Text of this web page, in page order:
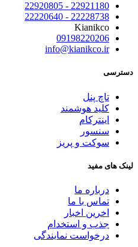
22921180 - 22920805
22228738 - 22220640
Kianikco
09198220206
info@kianikco.ir
دسترسی
تاچ پنل
کلید هوشمند
اینترکام
سنسور
سوکت و پریز
لینک های مفید
درباره ما
تماس با ما
اخرین اخبار
جذب و استخدام
درخواست نمایندگی